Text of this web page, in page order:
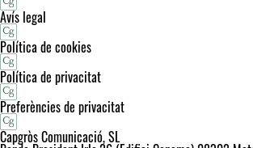
Avís legal
Política de cookies
Política de privacitat
Preferències de privacitat
Capgròs Comunicació, SL